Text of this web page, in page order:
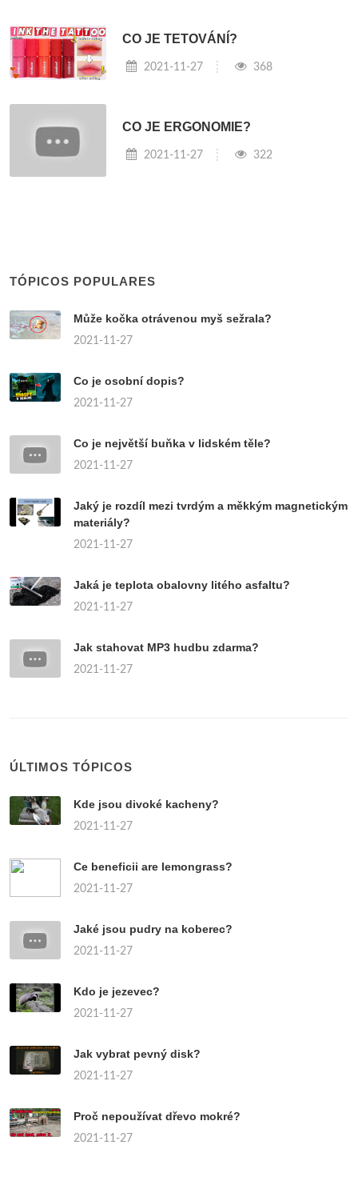
CO JE TETOVÁNÍ?
2021-11-27 368
CO JE ERGONOMIE?
2021-11-27 322
TÓPICOS POPULARES
Může kočka otrávenou myš sežrala?
2021-11-27
Co je osobní dopis?
2021-11-27
Co je největší buňka v lidském těle?
2021-11-27
Jaký je rozdíl mezi tvrdým a měkkým magnetickým
materiály?
2021-11-27
Jaká je teplota obalovny litého asfaltu?
2021-11-27
Jak stahovat MP3 hudbu zdarma?
2021-11-27
ÚLTIMOS TÓPICOS
Kde jsou divoké kacheny?
2021-11-27
Ce beneficii are lemongrass?
2021-11-27
Jaké jsou pudry na koberec?
2021-11-27
Kdo je jezevec?
2021-11-27
Jak vybrat pevný disk?
2021-11-27
Proč nepoužívat dřevo mokré?
2021-11-27